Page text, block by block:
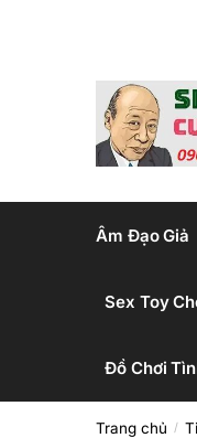
Âm Đạo Giả
Sex Toy
Đồ Chơi
Trang chủ /